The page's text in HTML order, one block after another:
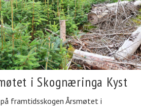
i Skognæringa Kyst
framtidsskogen Årsmøtet i